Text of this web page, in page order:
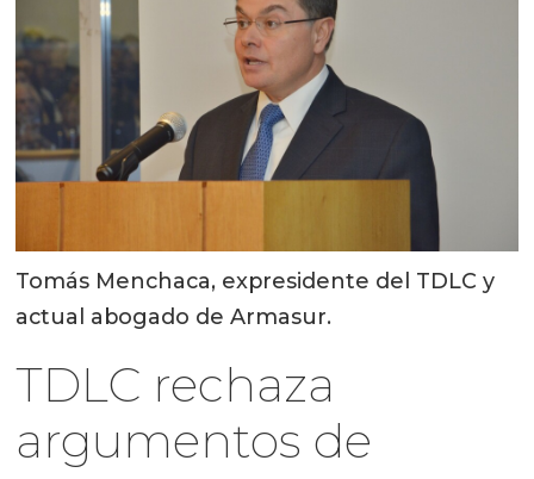
Tomás Menchaca, expresidente del TDLC y
actual abogado de Armasur.
TDLC rechaza
argumentos de